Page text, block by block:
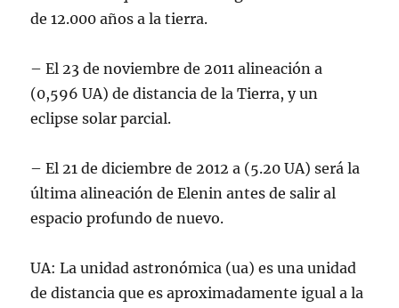
de 12.000 años a la tierra.
– El 23 de noviembre de 2011 alineación a
(0,596 UA) de distancia de la Tierra, y un
eclipse solar parcial.
– El 21 de diciembre de 2012 a (5.20 UA) será la
última alineación de Elenin antes de salir al
espacio profundo de nuevo.
UA: La unidad astronómica (ua) es una unidad
de distancia que es aproximadamente igual a la